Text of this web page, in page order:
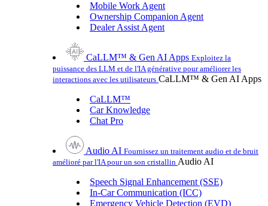
Mobile Work Agent
Ownership Companion Agent
Dealer Assist Agent
CaLLM™ & Gen AI Apps Exploitez la
puissance des LLM et de l'IA générative pour améliorer les
interactions avec les utilisateurs CaLLM™ & Gen AI Apps
CaLLM™
Car Knowledge
Chat Pro
Audio AI Fournissez un traitement audio et de bruit
amélioré par l'IA pour un son cristallin Audio AI
Speech Signal Enhancement (SSE)
In-Car Communication (ICC)
Emergency Vehicle Detection (EVD)